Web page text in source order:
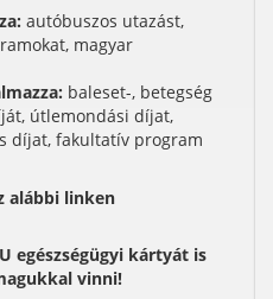
autóbuszos utazást,
magyar
baleset-, betegség
útlemondási díjat,
díjat, fakultatív program
alábbi linken
egészségügyi kártyát is
vinni!